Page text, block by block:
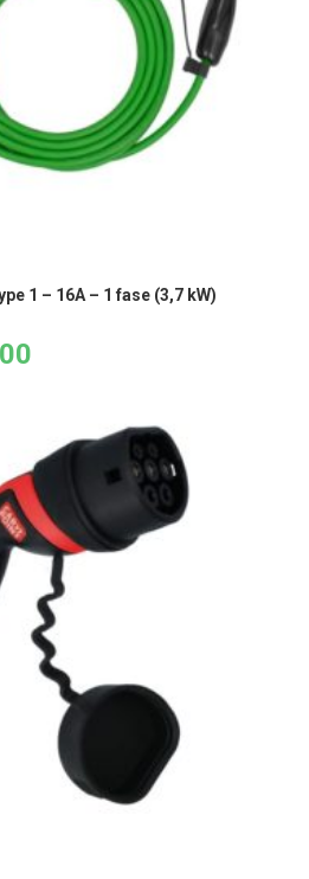
1 – 16A – 1 fase (3,7 kW)
Prijsklasse:
€129,00